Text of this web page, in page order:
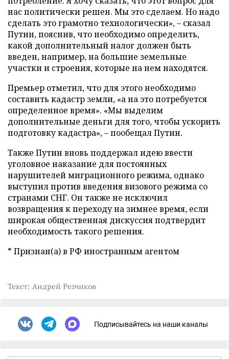
нас политически решен. Мы это сделаем. Но надо
сделать это грамотно технологически», – сказал
Путин, пояснив, что необходимо определить,
какой дополнительный налог должен быть
введен, например, на большие земельные
участки и строения, которые на нем находятся.
Премьер отметил, что для этого необходимо
составить кадастр земли, «а на это потребуется
определенное время». «Мы выделим
дополнительные деньги для того, чтобы ускорить
подготовку кадастра», – пообещал Путин.
Также Путин вновь поддержал идею ввести
уголовное наказание для постоянных
нарушителей миграционного режима, однако
выступил против введения визового режима со
странами СНГ. Он также не исключил
возвращения к переходу на зимнее время, если
широкая общественная дискуссия подтвердит
необходимость такого решения.
* Признан(а) в РФ иностранным агентом
Текст: Андрей Резчиков
Подписывайтесь на наши каналы